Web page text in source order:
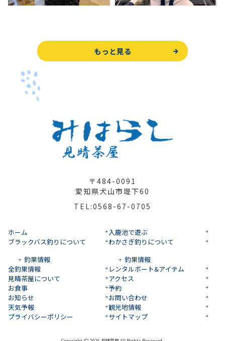
もっと見る
〒484-0091
愛知県犬山市堤下60
TEL:0568-67-0705
ホーム
入鹿池で遊ぶ
ブラックバス釣りについて
釣果情報
わかさぎ釣りについて
釣果情報
全釣果情報
レンタルボート&アイテム
見晴茶屋について
アクセス
お食事
予約
お知らせ
お問い合わせ
天気予報
観光地情報
プライバシーポリシー
サイトマップ